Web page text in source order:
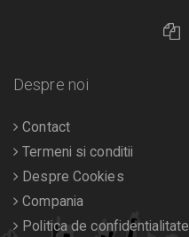
Despre noi
Contact
Termeni si conditii
Despre Cookies
Compania
Politica de confidentialitate